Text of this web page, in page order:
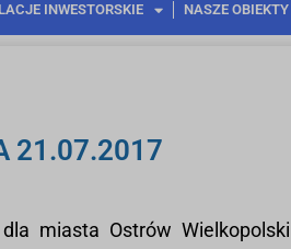
INWESTORSKIE NASZE OBIEKTY
21.07.2017
miasta Ostrów